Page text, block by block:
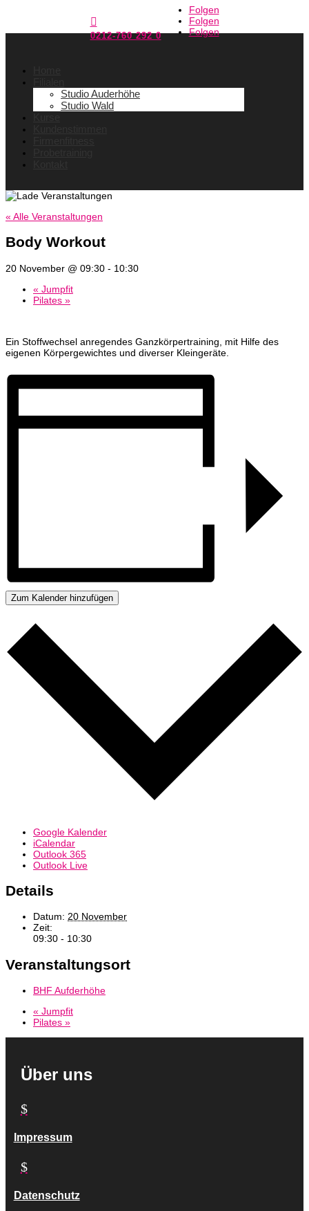

0212-760 292 0
Folgen
Folgen
Folgen
Studio Auderhöhe
Studio Wald
« Alle Veranstaltungen
Body Workout
20 November @ 09:30 - 10:30
« Jumpfit
Pilates »
Ein Stoffwechsel anregendes Ganzkörpertraining, mit Hilfe des
eigenen Körpergewichtes und diverser Kleingeräte.
Zum Kalender hinzufügen
Google Kalender
iCalendar
Outlook 365
Outlook Live
Details
Datum: 20 November
Zeit:
09:30 - 10:30
Veranstaltungsort
BHF Aufderhöhe
« Jumpfit
Pilates »
Über uns
$
Impressum
$
Datenschutz